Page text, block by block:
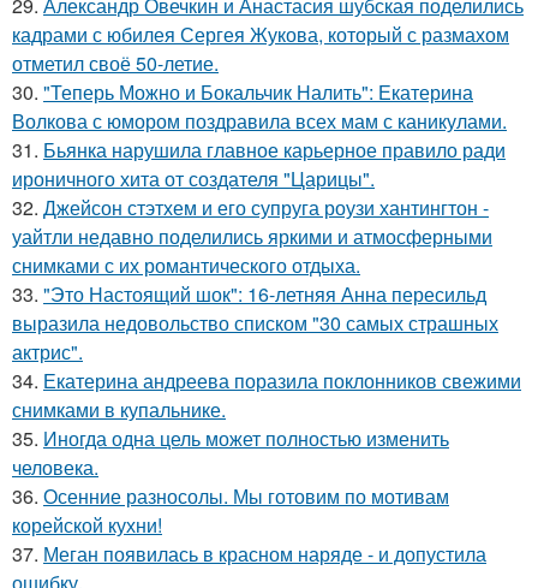
кадрами с юбилея Сергея Жукова, который с размахом
отметил своё 50-летие.
30. "Теперь Можно и Бокальчик Налить": Екатерина
Волкова с юмором поздравила всех мам с каникулами.
31. Бьянка нарушила главное карьерное правило ради
ироничного хита от создателя "Царицы".
32. Джейсон стэтхем и его супруга роузи хантингтон -
уайтли недавно поделились яркими и атмосферными
снимками с их романтического отдыха.
33. "Это Настоящий шок": 16-летняя Анна пересильд
выразила недовольство списком "30 самых страшных
актрис".
34. Екатерина андреева поразила поклонников свежими
снимками в купальнике.
35. Иногда одна цель может полностью изменить
человека.
36. Осенние разносолы. Мы готовим по мотивам
корейской кухни!
37. Меган появилась в красном наряде - и допустила